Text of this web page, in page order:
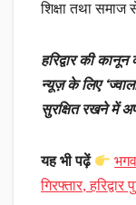
शिक्षा तथा
हरिद्वार की
न्यूज़ के लिए
सुरक्षित रखने में
यह भी पढ़ें
गिरफ्तार,